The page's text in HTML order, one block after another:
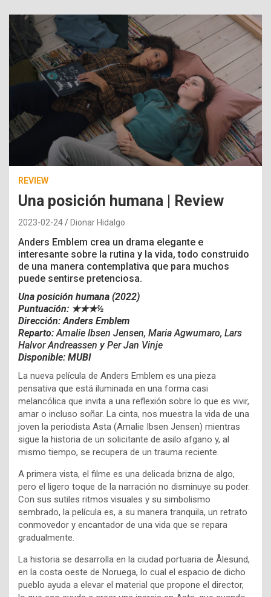
REVIEW
Una posición humana | Review
2023-02-24 Dionar Hidalgo
Anders Emblem crea un drama elegante e
interesante sobre la rutina y la vida, todo construido
de una manera contemplativa que para muchos
puede sentirse pretenciosa.
Una posición humana (2022)
Puntuación: ★★★½
Dirección: Anders Emblem
Reparto: Amalie Ibsen Jensen, Maria Agwumaro, Lars
Halvor Andreassen y Per Jan Vinje
Disponible: MUBI
La nueva película de Anders Emblem es una pieza
pensativa que está iluminada en una forma casi
melancólica que invita a una reflexión sobre lo que es vivir,
amar o incluso soñar. La cinta, nos muestra la vida de una
joven la periodista Asta (Amalie Ibsen Jensen) mientras
sigue la historia de un solicitante de asilo afgano y, al
mismo tiempo, se recupera de un trauma reciente.
A primera vista, el filme es una delicada brizna de algo,
pero el ligero toque de la narración no disminuye su poder.
Con sus sutiles ritmos visuales y su simbolismo
sembrado, la película es, a su manera tranquila, un retrato
conmovedor y encantador de una vida que se repara
gradualmente.
La historia se desarrolla en la ciudad portuaria de Ålesund,
en la costa oeste de Noruega, lo cual el espacio de dicho
pueblo ayuda a elevar el material que propone el director,